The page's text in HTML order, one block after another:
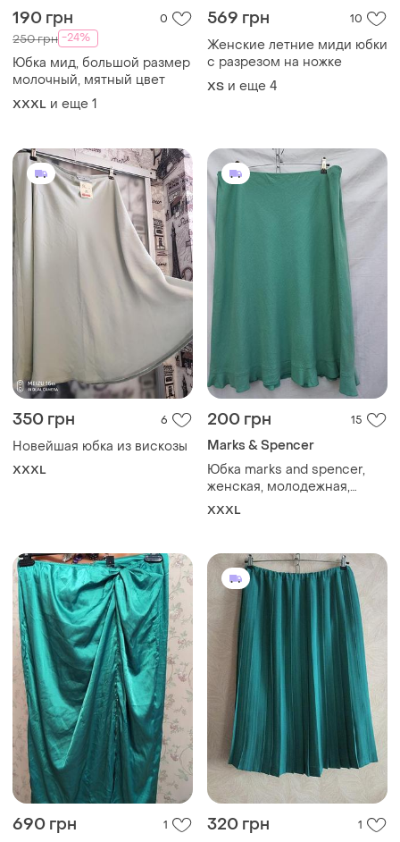
190 грн 0
250 грн -24%
Юбка мид, большой размер
молочный, мятный цвет
XXXL и еще 1
569 грн 10
Женские летние миди юбки
с разрезом на ножке
ХS и еще 4
350 грн 6
Новейшая юбка из вискозы
XXXL
200 грн 15
Marks & Spencer
Юбка marks and spencer,
женская, молодежная,
размер 3xl,миди, лен,
XXXL
690 грн 1 320 грн 1